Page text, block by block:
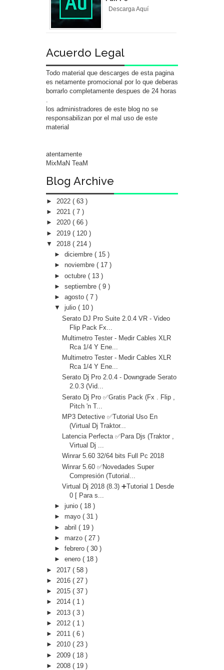
Descarga Aquí
Acuerdo Legal
Todo material que descarges de esta pagina
es netamente promocional por lo que deberas
borrarlo completamente despues de 24 horas
los administradores de este blog no se
responsabilizan por el mal uso de este
material
atentamente
MixMaN TeaM
Blog Archive
► 2022 ( 63 )
► 2021 ( 7 )
► 2020 ( 66 )
► 2019 ( 120 )
▼ 2018 ( 214 )
► diciembre ( 15 )
► noviembre ( 17 )
► octubre ( 13 )
► septiembre ( 9 )
► agosto ( 7 )
▼ julio ( 10 )
Serato DJ Pro Suite 2.0.4 VR - Video
Flip Pack Fx...
Multimetro Tester - Medir Cables XLR
Rca 1/4 Y Ene...
Multimetro Tester - Medir Cables XLR
Rca 1/4 Y Ene...
Serato Dj Pro 2.0.4 - Downgrade Serato
2.0.3 (Vid...
Serato Dj Pro ✅Gratis Pack (Fx . Flip ,
Pitch 'n T...
MP3 Detective ✅Tutorial Uso En
(Virtual Dj Traktor...
Latencia Perfecta ✅Para Djs (Traktor ,
Virtual Dj ...
Winrar 5.60 32/64 bits Full Pc 2018
Winrar 5.60 ✅Novedades Super
Compresión (Tutorial...
Virtual Dj 2018 (8.3) ➕Tutorial 1 Desde
0 [ Para s...
► junio ( 18 )
► mayo ( 31 )
► abril ( 19 )
► marzo ( 27 )
► febrero ( 30 )
► enero ( 18 )
► 2017 ( 58 )
► 2016 ( 27 )
► 2015 ( 37 )
► 2014 ( 1 )
► 2013 ( 3 )
► 2012 ( 1 )
► 2011 ( 6 )
► 2010 ( 23 )
► 2009 ( 18 )
► 2008 ( 19 )